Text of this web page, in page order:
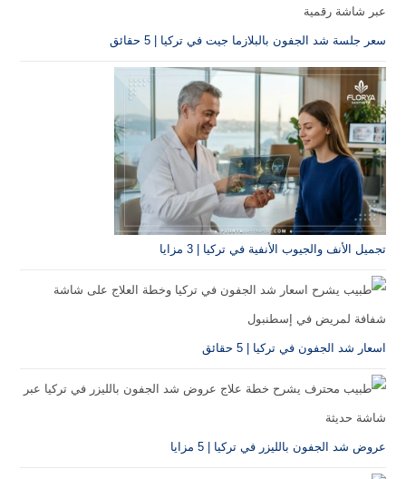
سعر جلسة شد الجفون بالبلازما جيت في تركيا | 5 حقائق
تجميل الأنف والجيوب الأنفية في تركيا | 3 مزايا
اسعار شد الجفون في تركيا | 5 حقائق
عروض شد الجفون بالليزر في تركيا | 5 مزايا